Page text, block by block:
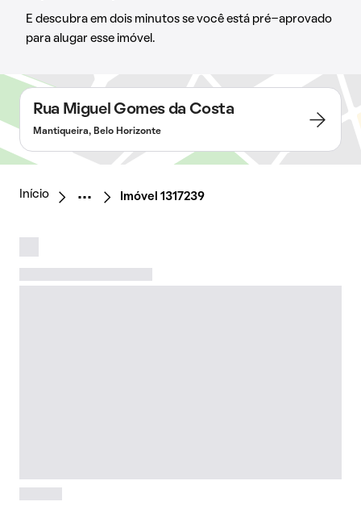
E descubra em dois minutos se você está pré-aprovado
para alugar esse imóvel.
Rua Miguel Gomes da Costa
Mantiqueira, Belo Horizonte
Início Imóvel 1317239